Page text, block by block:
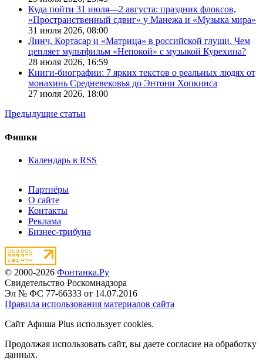
Куда пойти 31 июля—2 августа: праздник флоксов,
«Пространственный сдвиг» у Манежа и «Музыка мира»
31 июля 2026, 08:00
Линч, Кортасар и «Матрица» в российской глуши. Чем
цепляет мультфильм «Непокой» с музыкой Курехина?
28 июля 2026, 16:59
Книги-биографии: 7 ярких текстов о реальных людях от
монахинь Средневековья до Энтони Хопкинса
27 июля 2026, 18:00
Предыдущие статьи
Фишки
Календарь в RSS
Партнёры
О сайте
Контакты
Реклама
Бизнес-трибуна
© 2000-2026 Фонтанка.Ру
Свидетельство Роскомнадзора
Эл № ФС 77-66333 от 14.07.2016
Правила использования материалов сайта
Сайт Афиша Plus использует cookies.
Продолжая использовать сайт, вы даете согласие на обработку
данных.